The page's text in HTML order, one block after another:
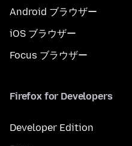
Android ブラウザー
iOS ブラウザー
Focus ブラウザー
Firefox for Developers
Developer Edition